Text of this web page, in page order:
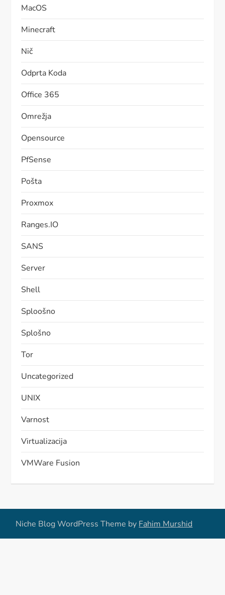
MacOS
Minecraft
Nič
Odprta Koda
Office 365
Omrežja
Opensource
PfSense
Pošta
Proxmox
Ranges.IO
SANS
Server
Shell
Sploošno
Splošno
Tor
Uncategorized
UNIX
Varnost
Virtualizacija
VMWare Fusion
Niche Blog WordPress Theme by Fahim Murshid